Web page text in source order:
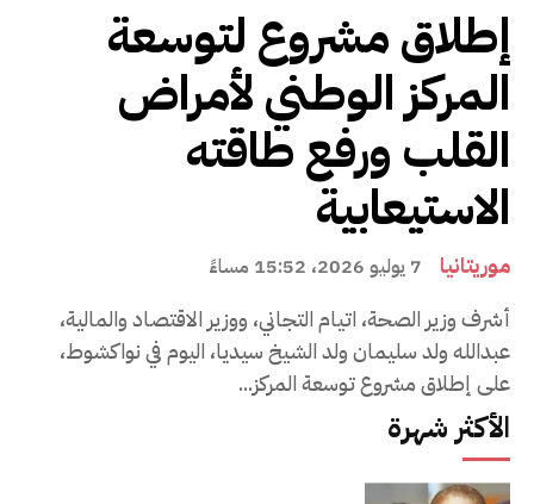
إطلاق مشروع لتوسعة
المركز الوطني لأمراض
القلب ورفع طاقته
الاستيعابية
موريتانيا 7 يوليو 2026، 15:52 مساءً
أشرف وزير الصحة، اتيام التجاني، ووزير الاقتصاد والمالية،
عبدالله ولد سليمان ولد الشيخ سيديا، اليوم في نواكشوط،
على إطلاق مشروع توسعة المركز...
الأكثر شهرة